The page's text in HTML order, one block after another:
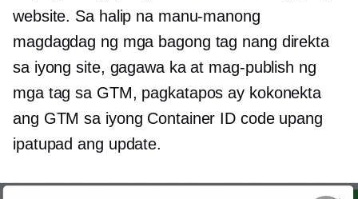
website. Sa halip na manu-manong
magdagdag ng mga bagong tag nang direkta
sa iyong site, gagawa ka at mag-publish ng
mga tag sa GTM, pagkatapos ay kokonekta
ang GTM sa iyong Container ID code upang
ipatupad ang update.